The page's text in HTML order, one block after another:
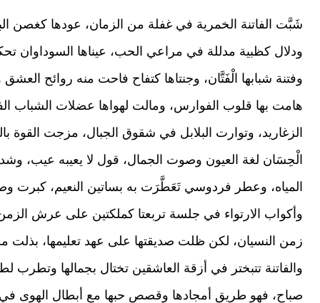
e
b
o
o
k
er
s
A
p
p
gr
a
m
e
شَبَّت الفاتنة الخمرية في غفلة من الزمان، عودها كغصن
ودلال كظبية مدللة في مراعي الحب، عيناها السوداوان
وفتنة شبابها الْفَتَّان، وجنتاها كتفاح فاحت منه روائح
هامت بها قلوب الفوارس، ومالت لهواها عضلات الشباب
الزغاريد، وتوارت البلابل في شقوق الجبال، مزجت القوة
الْحِسَان لغة العيون وصوت الجمال، قول لا يعيبه عيب،
المياه، وعطر فردوسي تَعَطَّرَت به بساتين النعيم، كبرت
وأكواب الارتواء في جلسة تربعتا كملكتين على عرش
زمن النسيان، لكن ظلت صديقتها على عهد تعليمها،
والفاتنة تتبختر في أزقة العاشقين تختال بجمالها
صباح، فهو طريق أمجادها وقصص حبها مع أبطال الهوى في